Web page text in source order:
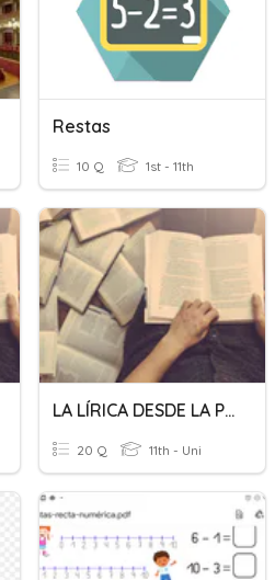
Restas
10 Q 1st - 11th
LA LÍRICA DESDE LA POSGUERRA HASTA LOS 50
20 Q 11th - Uni